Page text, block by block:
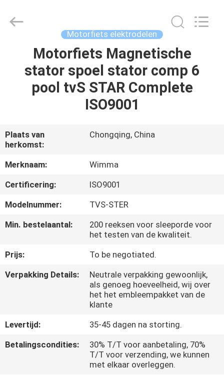
THUIS
PRODUCTEN
OVER
ONS
FABRIEKSTOCHT
KWALITEITSCONTROLE
NIEUWS
OFFERTE
Spare
Parts
Motorfiets elektrodelen
Motorfiets Magnetische
stator spoel stator comp 6
pool tvS STAR Complete
ISO9001
Plaats van
herkomst:
Chongqing, China
Merknaam:
Wimma
Certificering:
ISO9001
Modelnummer:
TVS-STER
Min. bestelaantal:
200 reeksen voor sleeporde voor
het testen van de kwaliteit.
Prijs:
To be negotiated.
Verpakking Details:
Neutrale verpakking gewoonlijk,
als genoeg hoeveelheid, wij over
het het embleempakket van de
klante
Levertijd:
35-45 dagen na storting.
Betalingscondities:
30% T/T voor aanbetaling, 70%
T/T voor verzending, we kunnen
met elkaar overleggen.